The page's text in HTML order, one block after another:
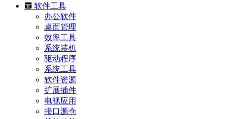
软件工具
办公软件
桌面管理
效率工具
系统装机
驱动程序
系统工具
软件资源
扩展插件
电视应用
接口源仓